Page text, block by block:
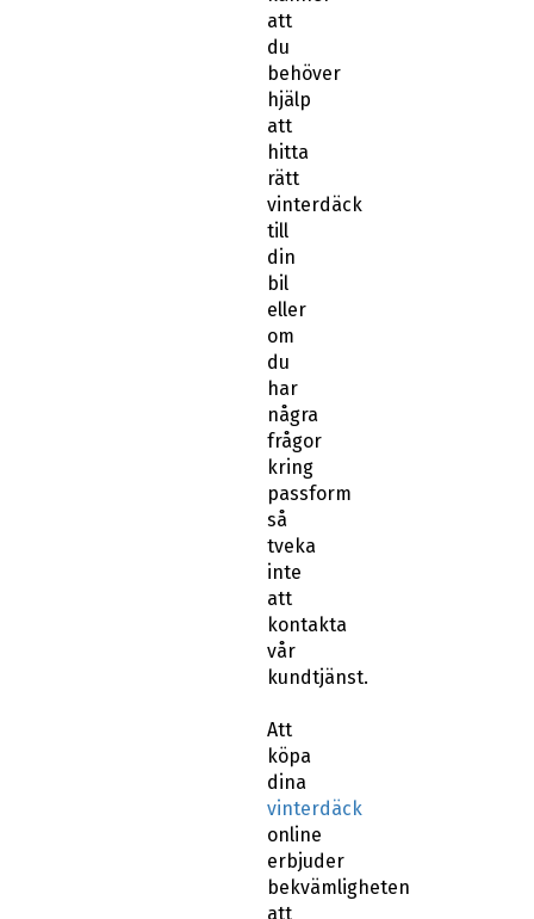
att
du
behöver
hjälp
att
hitta
rätt
vinterdäck
till
din
bil
eller
om
du
har
några
frågor
kring
passform
så
tveka
inte
att
kontakta
vår
kundtjänst.
Att
köpa
dina
vinterdäck
online
erbjuder
bekvämligheten
att